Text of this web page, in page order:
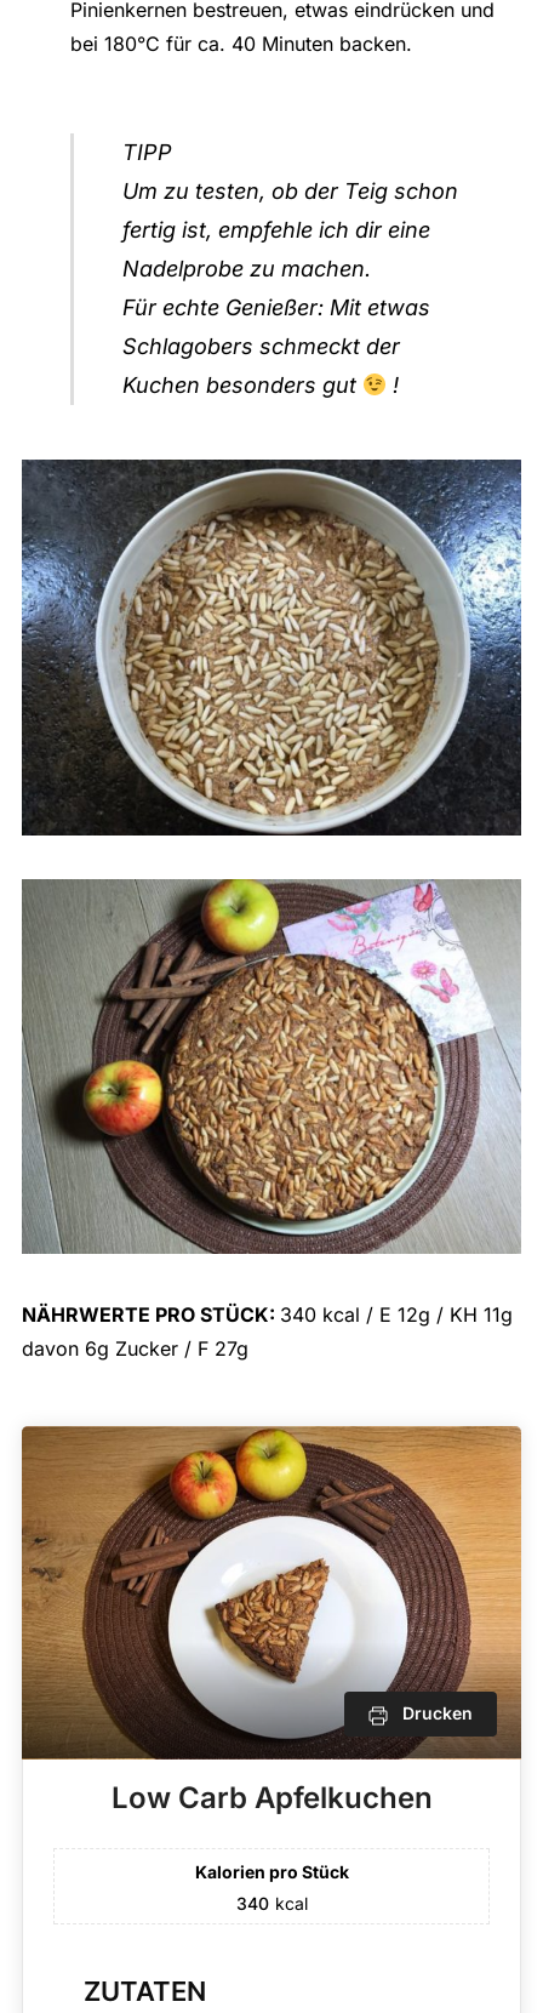
Pinienkernen bestreuen, etwas eindrücken und
bei 180°C für ca. 40 Minuten backen.
TIPP
Um zu testen, ob der Teig schon
fertig ist, empfehle ich dir eine
Nadelprobe zu machen.
Für echte Genießer: Mit etwas
Schlagobers schmeckt der
Kuchen besonders gut
!
NÄHRWERTE PRO STÜCK: 340 kcal / E 12g / KH 11g
davon 6g Zucker / F 27g
Drucken
Low Carb Apfelkuchen
Kalorien pro Stück
340 kcal
ZUTATEN